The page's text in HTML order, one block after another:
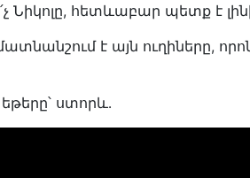
Նիկոլը, հետևաբար պետք է
է այն ուղիները,
ստորև․